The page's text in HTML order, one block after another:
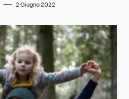
2 Giugno 2022